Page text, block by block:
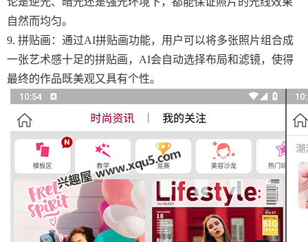
自然而均匀。
9. 拼贴画：通过AI拼贴画功能，用户可以将多张照片组合成
一张艺术感十足的拼贴画，AI会自动选择布局和滤镜，使得
最终的作品既美观又具有个性。